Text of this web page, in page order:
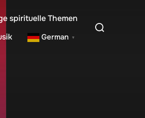
spirituelle Themen
German ▼
Suchen